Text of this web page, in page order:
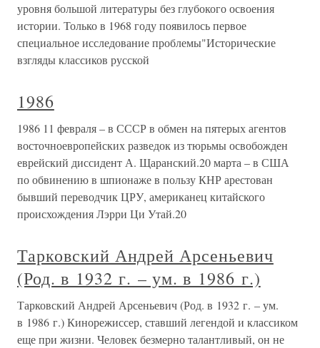
уровня большой литературы без глубокого освоения
истории. Только в 1968 году появилось первое
специальное исследование проблемы"Исторические
взгляды классиков русской
1986
1986 11 февраля – в СССР в обмен на пятерых агентов
восточноевропейских разведок из тюрьмы освобожден
еврейский диссидент А. Щаранский.20 марта – в США
по обвинению в шпионаже в пользу КНР арестован
бывший переводчик ЦРУ, американец китайского
происхождения Лэрри Ци Утай.20
Тарковский Андрей Арсеньевич
(Род. в 1932 г. – ум. в 1986 г.)
Тарковский Андрей Арсеньевич (Род. в 1932 г. – ум.
в 1986 г.) Кинорежиссер, ставший легендой и классиком
еще при жизни. Человек безмерно талантливый, он не